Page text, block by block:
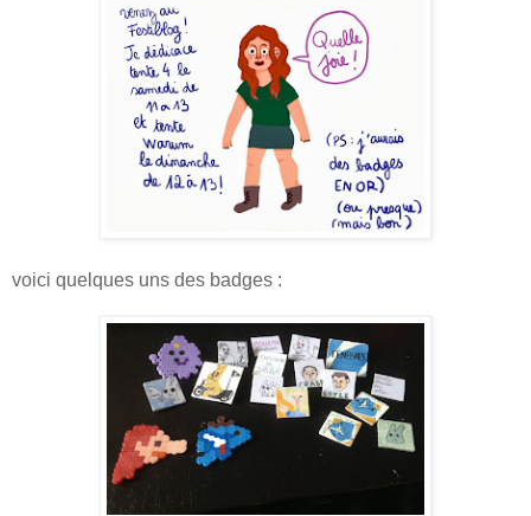
voici quelques uns des badges :